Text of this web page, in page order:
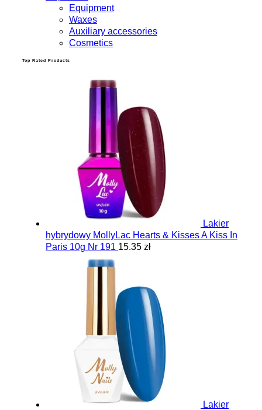
Equipment
Waxes
Auxiliary accessories
Cosmetics
Top Rated Products
Lakier
hybrydowy MollyLac Hearts & Kisses A Kiss In
Paris 10g Nr 191 15.35 zł
Lakier